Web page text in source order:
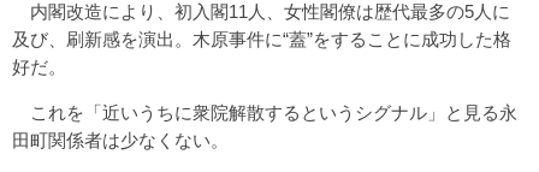
内閣改造により、初入閣11人、女性閣僚は歴代最多の5人に
及び、刷新感を演出。木原事件に“蓋”をすることに成功した格
好だ。
これを「近いうちに衆院解散するというシグナル」と見る永
田町関係者は少なくない。